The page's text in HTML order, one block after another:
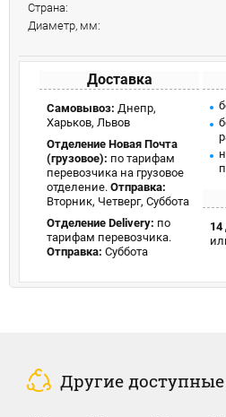
Страна:
Диаметр, мм:
Доставка
Самовывоз: Днепр,
Харьков, Львов
Отделение Новая Почта
(грузовое): по тарифам
перевозчика на грузовое
отделение. Отправка:
Вторник, Четверг, Суббота
Отделение Delivery: по
тарифам перевозчика.
Отправка: Суббота
14
Другие